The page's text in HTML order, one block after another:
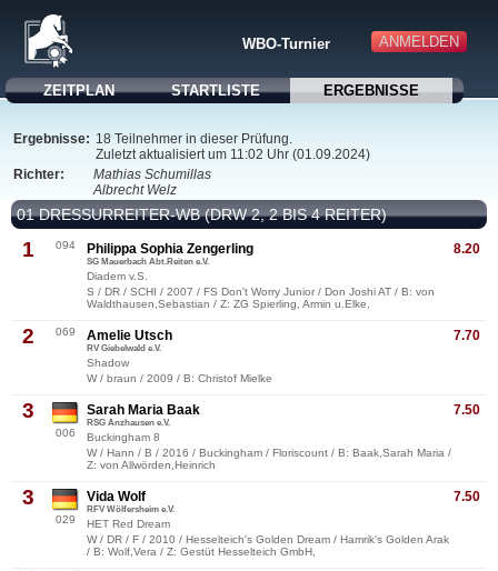
ANMELDEN
WBO-Turnier
ZEITPLAN STARTLISTE ERGEBNISSE
Ergebnisse: 18 Teilnehmer in dieser Prüfung.
Zuletzt aktualisiert um 11:02 Uhr (01.09.2024)
Richter:
Mathias Schumillas
Albrecht Welz
01 DRESSURREITER-WB (DRW 2, 2 BIS 4 REITER)
1 094 8.20
Philippa Sophia Zengerling
SG Mauerbach Abt.Reiten e.V.
Diadem v.S.
S / DR / SCHI / 2007 / FS Don't Worry Junior / Don Joshi AT / B: von
Waldthausen,Sebastian / Z: ZG Spierling, Armin u.Elke,
2 069 7.70
Amelie Utsch
RV Giebelwald e.V.
Shadow
W / braun / 2009 / B: Christof Mielke
3
006
7.50
Sarah Maria Baak
RSG Anzhausen e.V.
Buckingham 8
W / Hann / B / 2016 / Buckingham / Floriscount / B: Baak,Sarah Maria /
Z: von Allwörden,Heinrich
3
029
7.50
Vida Wolf
RFV Wölfersheim e.V.
HET Red Dream
W / DR / F / 2010 / Hesselteich's Golden Dream / Hamrik's Golden Arak
/ B: Wolf,Vera / Z: Gestüt Hesselteich GmbH,